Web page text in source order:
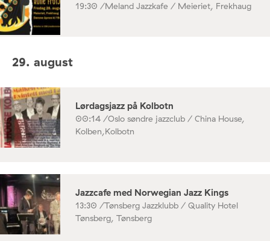
19:30 /Meland Jazzkafe / Meieriet, Frekhaug
29. august
Lørdagsjazz på Kolbotn
00:14 /Oslo søndre jazzclub / China House,
Kolben,Kolbotn
Jazzcafe med Norwegian Jazz Kings
13:30 /Tønsberg Jazzklubb / Quality Hotel
Tønsberg, Tønsberg